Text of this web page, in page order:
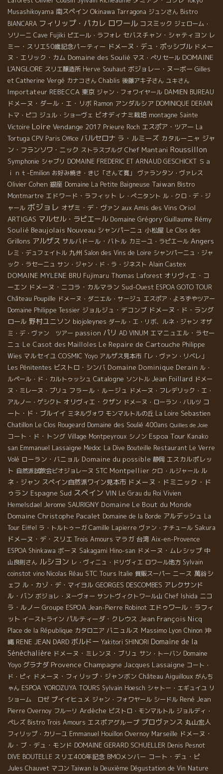
Musashikoyama 南スペイン Okinawa Tarragona ジュンさん Bistro
BIANCARA フィリップ・パカレ ロワール コスミック ジェローム・
ソリーニ Cave Fujiki ピエール・ラフォレ セバスチャン・シャティヨン レ
ミー・スリエ50歳記念パーティー ドメーヌ・デュ・ポッシブル ドメー
ヌ・エリック・カム Domaine des Soulié マス・ぺリセール DOMAINE
L'ANGLORE スリエ醸造所 Herve Souhaut ボジョレー・ヌーボー Gilles
et Catherine Vergé カナコさん Chablis 後藤アキ子さん ユキさん
Importateur REBECCA 東京 ジャン・フォワイヤール DAMIEN BUREAU
ドメーヌ・ダール・エ・リボ Ramon アンダルシア DOMINIQUE DERAIN
トマ・ピコ ジュル・ショーヴェ ビオディナミ栽培 montagne Sainte
Victoire Loire Vendange 2017 Prieure Roch エスポア・ツアー La
Tortuga CPV Paris Office バルセロナ ラ・ルミーズ カタルーニャ ジャ
ン・フランソワ・ニック ストラスブルグ Chef Mantani Roussillon
Symphonie シャブリ DOMAINE FREDERIC ET ARNAUD GESCHICKT Ｓａ
ｉｎｔ-Emilion お好み焼き・きじ「さんて寛」 ヴァランタン・ヴァレス
Olivier Cohen 銀座 Domaine La Petite Baigneuse Taiwan Bistro
Montmartre エドワード・ラフィット レ・ぺニタント ル・クロ・デ・ジ
ャール ボジョレ オザミ・デ・ヴァン aux Amis des Vins Oriol
ARTIGAS マルセル・ラピエール Domaine Grégory Guillaume Rémy
Soulié Beaujolais Nouveau シャンパーニュ 小松屋 Le Clos des
Grillons アルザス サルバドール・バトル カミーユ・ラピエール Angers
レミ・デュフェイトル 九州 Salon des Vins de Loire シャンパーニュ・ジャ
ック・ラセーニュ サン・ジャン・ド・ラ・ジネスト Alain Castex
DOMAINE MYLENE BRU Fujimaru Thomas Laforest オリヴィエ・コ
ーエン ドメーヌ・ニコラ・カルマラン Sud-Ouest ESPOA GOTO TOUR
Château Poupille ドメーヌ・ダニエル・サージュ エスポア・よろずやツアー
Domaine Philippe Tessier ジョルジュ・デコンブ ドメーヌ・ド・ラング
ロール 野村ユニソン biojoleynes ダール・エ・リボ、ルネ・ジャン オザ
ミ・デ・ヴァン ツアー passion パリ AD VINUM エマニュエル・ラセー
ニュ Le Casot des Mailloles Le Repaire de Cartouche Philippe
Wies マルセイユ COSMIC Yoyo アルザス見本市「レ・ヴァン・リベレ」
Les Pénitentes ビストロ・シンバ Domaine Dominique Derain ル・
ルペール・ド・カルトゥッシュ Catalogne ソントル Jean Foillard ドメー
ヌ・ミレーヌ・ブリュ フラール・ルージュ ドメーヌ・フレデリック・エ・
アルノー・ゲシクト オリヴィエ・クザン ドメーヌ・ローラン・バルツ コ
ート・ド・ブルイイ ミネルヴォワ モンマルトルの丘 La Loire Sebastien
Chatillon Le Clos Rougeard Domaine des Soulié 400ans Quilles de Joie
コート・ド・トング Village Montpeyroux シノン Espoa Tour Kanako
san Emmanuel Lassaigne Medoc La Dive Bouteille Restaurant Le Verre
Volé ローラン・バニョル Domaine du possible 静岡 エスカルポレッ
ト 自然派試飲会ビオジョレーヌ STC Montpellier クロ・ルジャール ル
ネ・ジャン スペイン自然派ワイン見本市 ドメーヌ・ドミニック・ド
ゥラン Espagne Sud スペイン VIN Le Grau du Roi Vivien
Hemelsdael Jerome SAURIGNY Domaine Le Bout du Monde
Domaine Christophe Pacalet Domaine de la Borde アルデッシュ La
Tour Eiffel ラ・トルトゥーガ Camille Lapierre ヴァン・ナチュール Sakura
ドメーヌ・デ・スリエ Trois Amours マラガ 台湾 Aix-en-Provence
ESPOA Shinkawa ボーヌ Sakagami Hino-san ドメーヌ・ムレシップ 中
山良則さん ルシヨン レ・ヴィニュ・ドリヴィエ ロワール地方 Sylvain
coinstot vino Nicolas Réau STC Tours Italie 質販スーパー ニース 萬谷シ
ェフ ル・カゾ・デ・マイヨル GEORGES DESCOMBES アレクサンド
ル・バン ボジョレ・ヌーヴォー サントヴィクトワール山 Chef Ishida ニコ
ラ・ルノー Groupe ESPOA Jean-Pierre Robinot エドゥワール・ラフィ
ット イーストライン パルティーダ・クレウス Jean François Nicq
Place de la République カタロニア バニュルス Massimo Lyon Chinon 沖
縄 RENE JEAN DARD ボルドー Yakitori SHINORI Domaine de la
Sénèchalière ドメーヌ・ミレンヌ・ブリュ サン・トーバン Domaine
Yoyo グラナダ Provence Champagne Jacques Lassaigne コート・
ド・ピィ ドメーヌ・フィリップ・ジャンボン Château Aiguilloux がんち
ゃん ESPOA YOROZUYA TOURS Sylvain Hoesch シャトー・エギュイユ リ
ショーム ロゼ プイイヒュメ ジャン・フォワヤール シードル René Jean
Pierre Overnoy フルーリ Ardèche ビストロ・モンマルトル ジョルディ・
ペレズ Bistro Trois Amours エスポアグループ プロヴァンス 丸山宏人
フィリップ・カリーユ Emmanuel Houillon Overnoy Marseille ドメーヌ・
ル・ブ・デュ・モンド DOMAINE GERARD SCHUELLER Denis Pesnot
DIVE BOUTELLE スリエ400年記念 BMOメンバー コート・デュ・ピ
Jules Chauvet マコン Taiwan la Deuxième Dégustation de Vin Nature